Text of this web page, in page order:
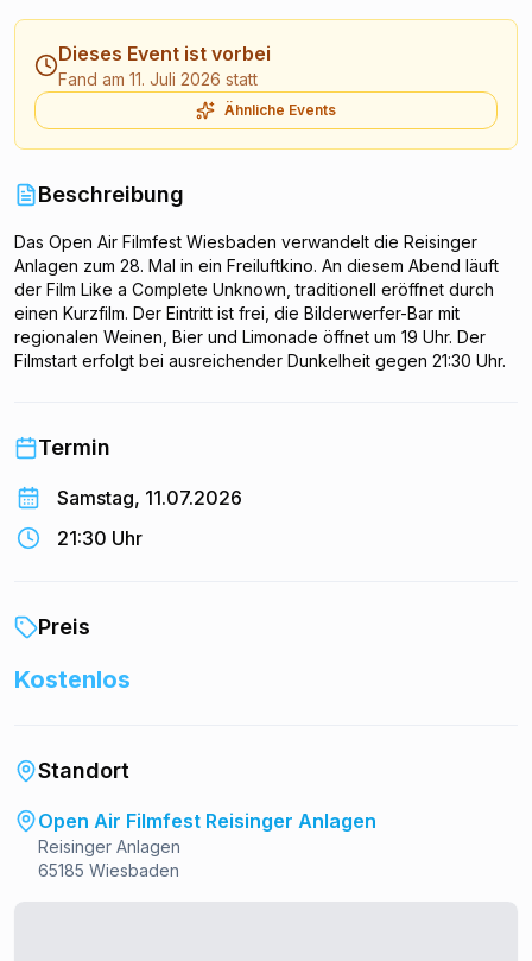
Dieses Event ist vorbei
Fand am 11. Juli 2026 statt
Ähnliche Events
Beschreibung
Das Open Air Filmfest Wiesbaden verwandelt die Reisinger
Anlagen zum 28. Mal in ein Freiluftkino. An diesem Abend läuft
der Film Like a Complete Unknown, traditionell eröffnet durch
einen Kurzfilm. Der Eintritt ist frei, die Bilderwerfer-Bar mit
regionalen Weinen, Bier und Limonade öffnet um 19 Uhr. Der
Filmstart erfolgt bei ausreichender Dunkelheit gegen 21:30 Uhr.
Termin
Samstag, 11.07.2026
21:30 Uhr
Preis
Kostenlos
Standort
Open Air Filmfest Reisinger Anlagen
Reisinger Anlagen
65185 Wiesbaden